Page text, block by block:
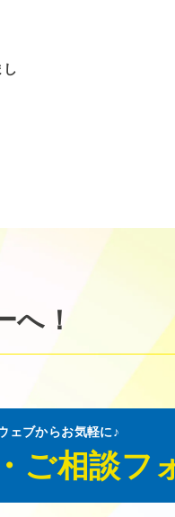
し
へ！
ェブからお気軽に♪
ご相談フ